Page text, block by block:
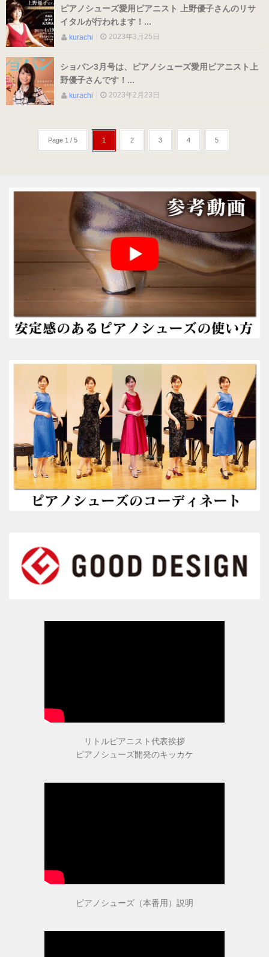
子供サイズ
（21.0～22.0cm）数量限定商品
室内用ルームシューズ
（ヒール高2.5cm）
3WAY(ブラック・本革)
3WAY (シルバー・本革)
（22.0～25.0cm）
3WAY (ゴールド・本革)
数量限定商品（22.0～25.0cm）
3WAY (ブロンズ・本革)
数量限定商品（22.0～25.0cm）
数量限定商品（22.0～25.0cm）
ブラック・本革
数量限定商品（22.0～25.0cm）
ゴールド
数量限定商品（22.0～25.0cm）
数量限定商品（22.0～25.0cm）
ブラック・エナメル
（22.0～25.5cm）
キラ・シルバー婦人用
紳士用
ピアノシューズ愛用ピアニスト 上野優子さんのリサ
イタルが行われます！...
kurachi 2023年3月25日
ショパン3月号は、ピアノシューズ愛用ピアニスト上
野優子さんです！...
kurachi 2023年2月23日
Page 1 / 5 1 2 3 4 5
リトルピアニスト代表挨拶
ピアノシューズ開発のキッカケ
ピアノシューズ（本番用）説明